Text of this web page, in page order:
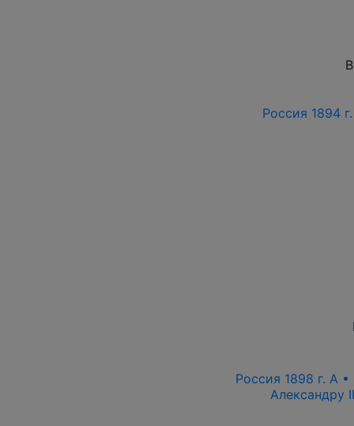
Россия 1894
Россия 1898 г. А
Александру